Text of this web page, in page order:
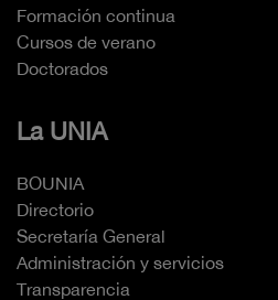
Formación continua
Cursos de verano
Doctorados
La UNIA
BOUNIA
Directorio
Secretaría General
Administración y servicios
Transparencia